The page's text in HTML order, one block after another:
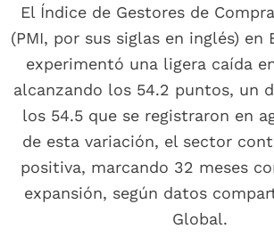
El Índice de Gestores de
(PMI, por sus siglas en inglés) en
experimentó una ligera caída
alcanzando los 54.2 puntos, un
los 54.5 que se registraron en
de esta variación, el sector
positiva, marcando 32 meses
expansión, según datos
Global.